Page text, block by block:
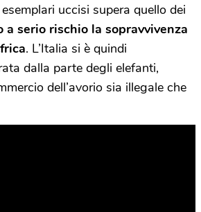
uccisi supera quello dei
a serio rischio la sopravvivenza
. L’Italia si è quindi
dalla parte degli elefanti,
dell’avorio sia illegale che